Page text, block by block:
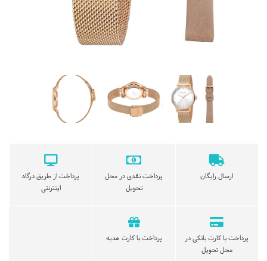
ارسال رایگان
پرداخت نقدی در محل
تحویل
پرداخت از طریق درگاه
اینترنتی
پرداخت با کارت بانکی در
محل تحویل
پرداخت با کارت هدیه